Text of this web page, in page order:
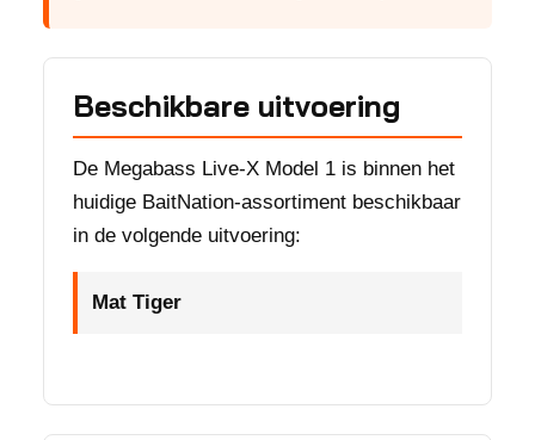
Beschikbare uitvoering
De Megabass Live-X Model 1 is binnen het
huidige BaitNation-assortiment beschikbaar
in de volgende uitvoering:
Mat Tiger